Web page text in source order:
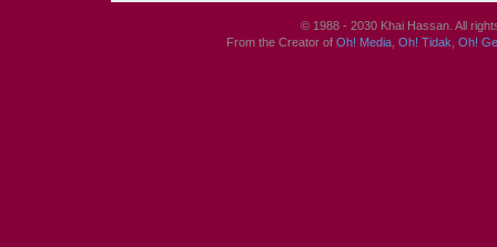
© 1988 - 2030 Khai Hassan. All
From the Creator of Oh! Media Oh! Tidak Oh!